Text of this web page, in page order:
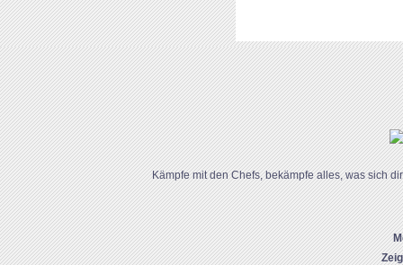
Kämpfe mit den Chefs, bekämpfe alles, was sich